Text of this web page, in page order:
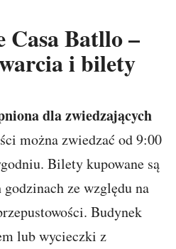
Casa Batllo –
i bilety
dla zwiedzających
można zwiedzać od 9:00
Bilety kupowane są
ze względu na
Budynek
lub wycieczki z